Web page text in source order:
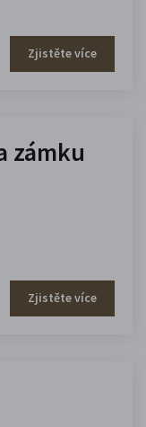
Zjistěte více
zámku
Zjistěte více